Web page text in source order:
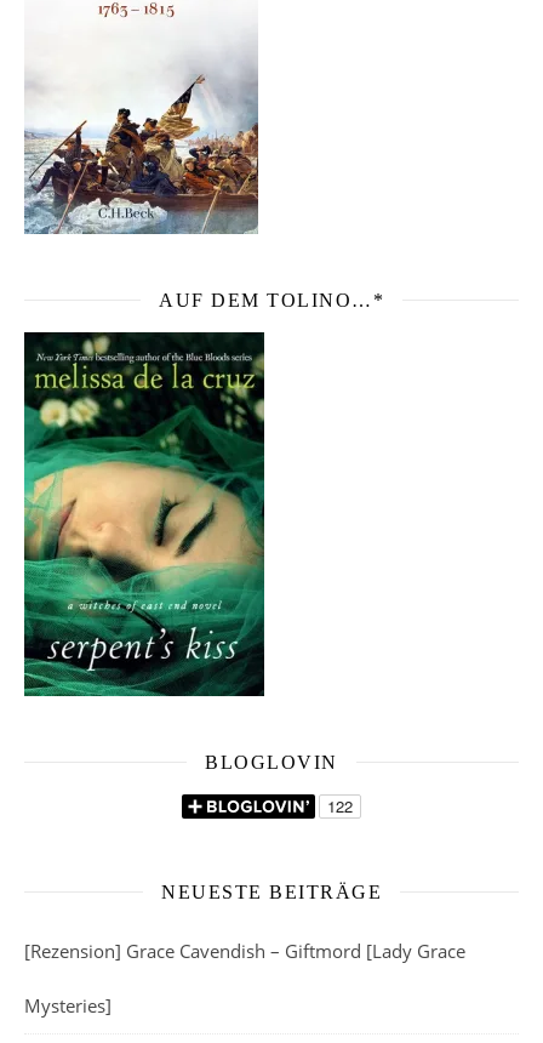
AUF DEM TOLINO…*
BLOGLOVIN
NEUESTE BEITRÄGE
[Rezension] Grace Cavendish – Giftmord [Lady Grace
Mysteries]